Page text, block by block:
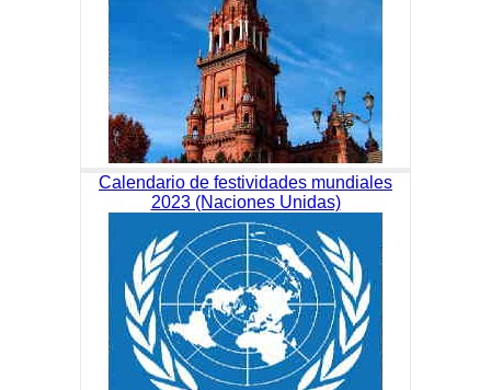
Calendario de festividades mundiales
2023 (Naciones Unidas)